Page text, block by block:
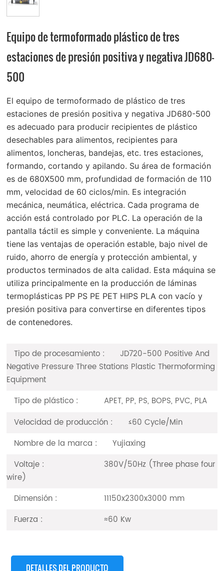
Equipo de termoformado plástico de tres
estaciones de presión positiva y negativa JD680-
500
El equipo de termoformado de plástico de tres
estaciones de presión positiva y negativa JD680-500
es adecuado para producir recipientes de plástico
desechables para alimentos, recipientes para
alimentos, loncheras, bandejas, etc.tres estaciones,
formando, cortando y apilando. Su área de formación
es de 680X500 mm, profundidad de formación de 110
mm, velocidad de 60 ciclos/min. Es integración
mecánica, neumática, eléctrica. Cada programa de
acción está controlado por PLC. La operación de la
pantalla táctil es simple y conveniente. La máquina
tiene las ventajas de operación estable, bajo nivel de
ruido, ahorro de energía y protección ambiental, y
productos terminados de alta calidad. Esta máquina se
utiliza principalmente en la producción de láminas
termoplásticas PP PS PE PET HIPS PLA con vacío y
presión positiva para convertirse en diferentes tipos
de contenedores.
Tipo de procesamiento :
JD720-500 Positive And
Negative Pressure Three Stations Plastic Thermoforming
Equipment
Tipo de plástico :
APET, PP, PS, BOPS, PVC, PLA
Velocidad de producción :
≤60 Cycle/Min
Nombre de la marca :
Yujiaxing
Voltaje :
380V/50Hz (Three phase four
wire)
Dimensión :
11150x2300x3000 mm
Fuerza :
≈60 Kw
DETALLES DEL PRODUCTO